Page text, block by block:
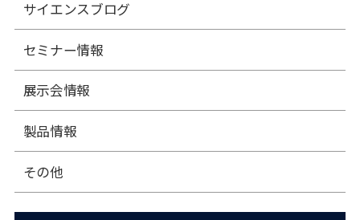
サイエンスブログ
セミナー情報
展⽰会情報
製品情報
その他